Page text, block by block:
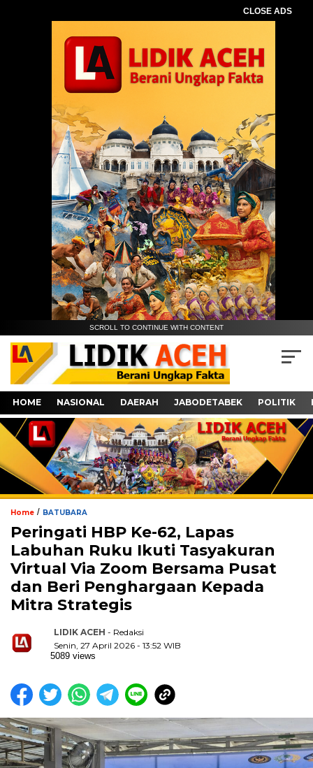
CLOSE ADS
SCROLL TO CONTINUE WITH CONTENT
HOME NASIONAL DAERAH JABODETABEK POLITIK
Home / BATUBARA
Peringati HBP Ke-62, Lapas
Labuhan Ruku Ikuti Tasyakuran
Virtual Via Zoom Bersama Pusat
dan Beri Penghargaan Kepada
Mitra Strategis
LIDIK ACEH - Redaksi
Senin, 27 April 2026 - 13:52 WIB
5089 views